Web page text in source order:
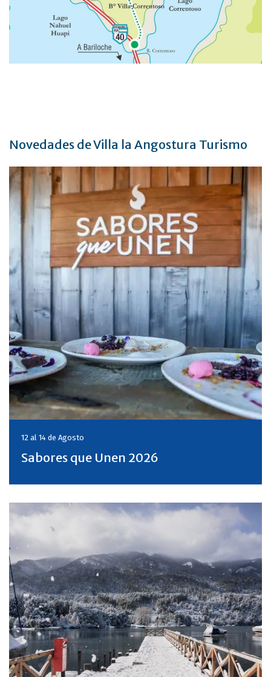
Novedades de Villa la Angostura Turismo
12 al 14 de Agosto
Sabores que Unen 2026